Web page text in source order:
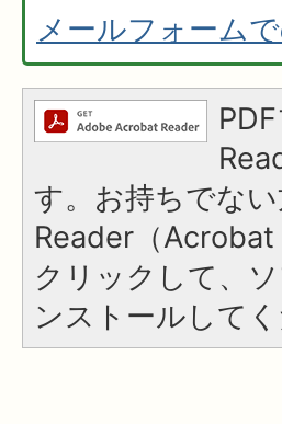
メールフォーム
す。お持ちでな
Reader（
クリックして、
ンストールしてく